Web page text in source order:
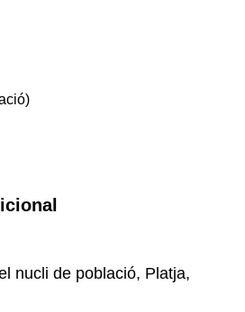
nucli de població, Platja,